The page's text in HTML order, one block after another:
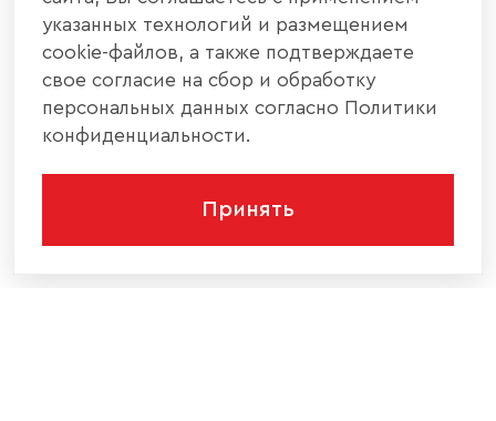
указанных технологий и размещением
cookie-файлов, а также подтверждаете
свое согласие на сбор и обработку
персональных данных согласно Политики
конфиденциальности.
Принять